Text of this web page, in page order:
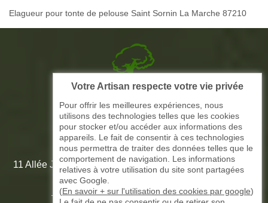
Elagueur pour tonte de pelouse Saint Sornin La Marche 87210
Picque elagage 87
ARTISAN ELAGAGE ET PAYSAGISTE
11 Allée Jean-Marie Amédée Paroutaud 87000 Limoges -
87 Haute Vienne
Votre Artisan respecte votre vie privée
Pour offrir les meilleures expériences, nous
utilisons des technologies telles que les cookies
pour stocker et/ou accéder aux informations des
appareils. Le fait de consentir à ces technologies
nous permettra de traiter des données telles que le
comportement de navigation. Les informations
relatives à votre utilisation du site sont partagées
avec Google.
(En savoir + sur l'utilisation des cookies par google)